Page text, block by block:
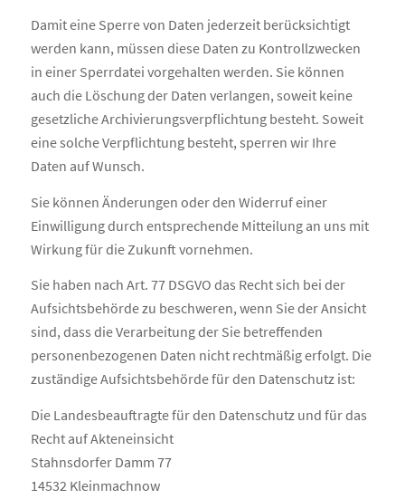
Damit eine Sperre von Daten jederzeit berücksichtigt
werden kann, müssen diese Daten zu Kontrollzwecken
in einer Sperrdatei vorgehalten werden. Sie können
auch die Löschung der Daten verlangen, soweit keine
gesetzliche Archivierungsverpflichtung besteht. Soweit
eine solche Verpflichtung besteht, sperren wir Ihre
Daten auf Wunsch.
Sie können Änderungen oder den Widerruf einer
Einwilligung durch entsprechende Mitteilung an uns mit
Wirkung für die Zukunft vornehmen.
Sie haben nach Art. 77 DSGVO das Recht sich bei der
Aufsichtsbehörde zu beschweren, wenn Sie der Ansicht
sind, dass die Verarbeitung der Sie betreffenden
personenbezogenen Daten nicht rechtmäßig erfolgt. Die
zuständige Aufsichtsbehörde für den Datenschutz ist:
Die Landesbeauftragte für den Datenschutz und für das
Recht auf Akteneinsicht
Stahnsdorfer Damm 77
14532 Kleinmachnow